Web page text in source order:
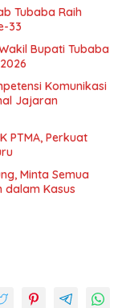
Tubaba Raih
33
Bupati Tubaba
Komunikasi
Jajaran
PTMA, Perkuat
Minta Semua
dalam Kasus